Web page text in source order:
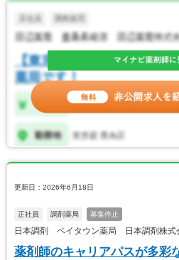
更新日：2026年6月18日
正社員 調剤薬局 募集停止
日本調剤 ベイタウン薬局 日本調剤株式
薬剤師のキャリアパスが多彩